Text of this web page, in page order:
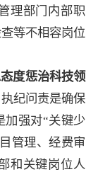
理部门内部职
等不相容岗位
度惩治科技领
纪问责是确保
加强对“关键少
管理、经费审
和关键岗位人